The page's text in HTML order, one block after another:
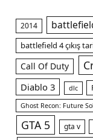
2014
battlefield 4 çıkış
Call Of Duty
Diablo 3 dlc
Ghost Recon: Future
GTA 5 gta v